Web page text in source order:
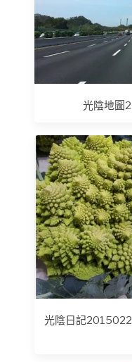
光陰地圖
光陰日記